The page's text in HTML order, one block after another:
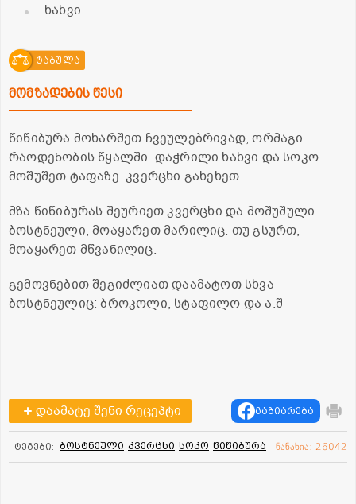
ხახვი
ტაბულა
მომზადების წესი
წიწიბურა მოხარშეთ ჩვეულებრივად, ორმაგი
რაოდენობის წყალში. დაჭრილი ხახვი და სოკო
მოშუშეთ ტაფაზე. კვერცხი გახეხეთ.
მზა წიწიბურას შეურიეთ კვერცხი და მოშუშული
ბოსტნეული, მოაყარეთ მარილიც. თუ გსურთ,
მოაყარეთ მწვანილიც.
გემოვნებით შეგიძლიათ დაამატოთ სხვა
ბოსტნეულიც: ბროკოლი, სტაფილო და ა.შ
დაამატე შენი რეცეპტი გაზიარება
ტეგები: ბოსტნეული კვერცხი სოკო წიწიბურა ნანახია: 26042